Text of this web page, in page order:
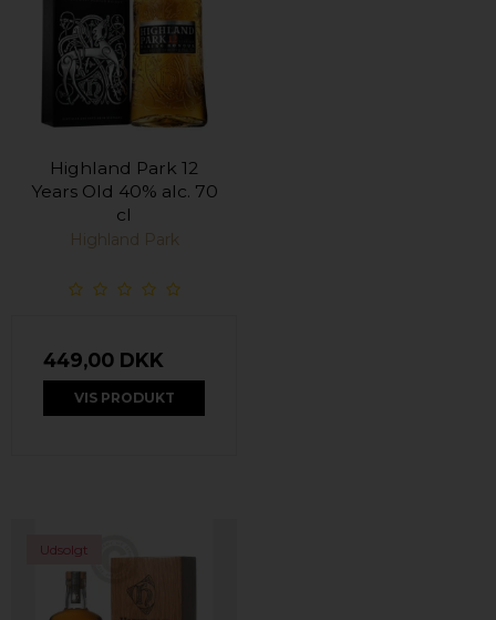
Highland Park 12
Years Old 40% alc. 70
cl
Highland Park
449,00 DKK
VIS PRODUKT
Udsolgt